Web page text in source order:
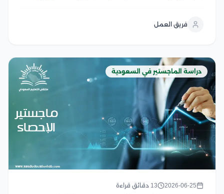
الدراسة جسرًا يربط بين المعرفة النظرية العميقة
فريق العمل
دراسة الماجستير في السعودية
2026-06-25 13 دقائق قراءة